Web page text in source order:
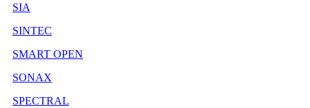
SIA
SINTEC
SMART OPEN
SONAX
SPECTRAL